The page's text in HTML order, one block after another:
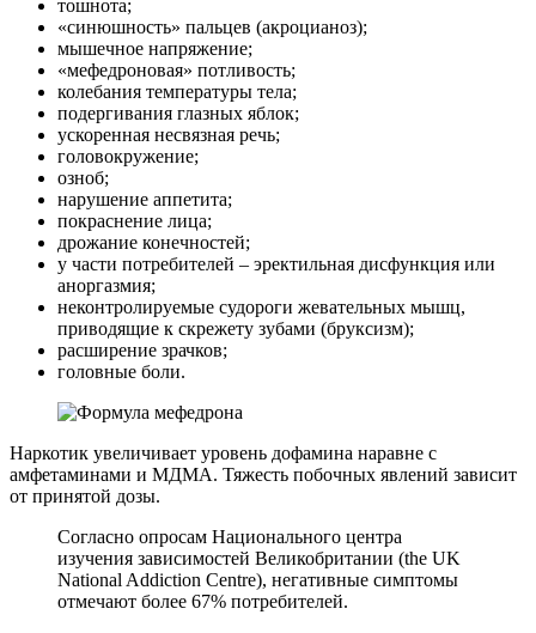
тошнота;
«синюшность» пальцев (акроцианоз);
мышечное напряжение;
«мефедроновая» потливость;
колебания температуры тела;
подергивания глазных яблок;
ускоренная несвязная речь;
головокружение;
озноб;
нарушение аппетита;
покраснение лица;
дрожание конечностей;
у части потребителей – эректильная дисфункция или
аноргазмия;
неконтролируемые судороги жевательных мышц,
приводящие к скрежету зубами (бруксизм);
расширение зрачков;
головные боли.
Наркотик увеличивает уровень дофамина наравне с
амфетаминами и МДМА. Тяжесть побочных явлений зависит
от принятой дозы.
Согласно опросам Национального центра
изучения зависимостей Великобритании (the UK
National Addiction Centre), негативные симптомы
отмечают более 67% потребителей.